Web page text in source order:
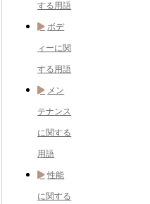
する用語
ボデ
ィーに関
する用語
メン
テナンス
に関する
用語
性能
に関する